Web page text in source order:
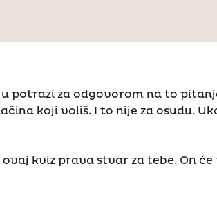
za odgovorom na to
koji voliš. I to nije za osudu.
kviz prava stvar za tebe. On